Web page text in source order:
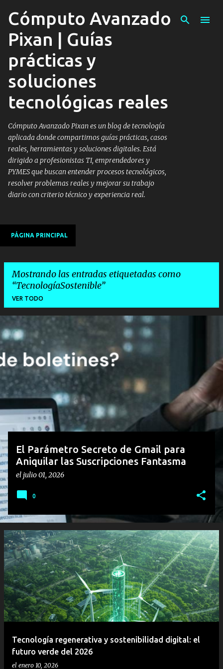
Ir al contenido principal
Cómputo Avanzado
Pixan | Guías
prácticas y
soluciones
tecnológicas reales
Cómputo Avanzado Pixan es un blog de tecnología
aplicada donde compartimos guías prácticas, casos
reales, herramientas y soluciones digitales. Está
dirigido a profesionistas TI, emprendedores y
PYMES que buscan entender procesos tecnológicos,
resolver problemas reales y mejorar su trabajo
diario con criterio técnico y experiencia real.
PÁGINA PRINCIPAL
Mostrando las entradas etiquetadas como
TecnologíaSostenible
VER TODO
E
n
t
r
d
a
El Parámetro Secreto de Gmail para
Aniquilar las Suscripciones Fantasma
el julio 01, 2026
0
Tecnología regenerativa y sostenibilidad digital: el
futuro verde del 2026
el enero 10, 2026